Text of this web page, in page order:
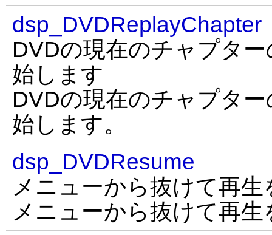
dsp_DVDReplayChapter
DVDの現在のチャプタ
始します
DVDの現在のチャプタ
始します。
dsp_DVDResume
メニューから抜けて再
メニューから抜けて再